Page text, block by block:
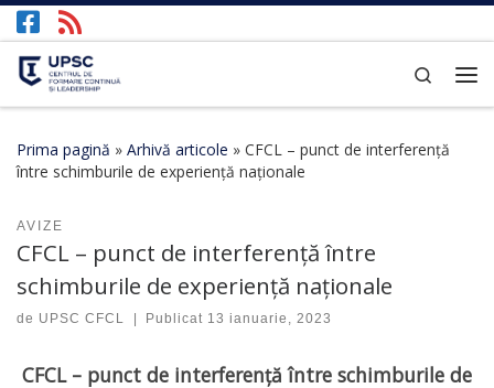
Afișează întregul conținut
Search
Prima pagină » Arhivă articole » CFCL – punct de interferență
între schimburile de experiență naționale
AVIZE
CFCL – punct de interferență între
schimburile de experiență naționale
de UPSC CFCL Publicat 13 ianuarie, 2023
CFCL – punct de interferență între schimburile de